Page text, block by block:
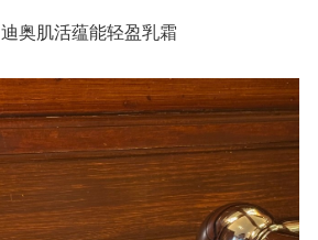
迪奥肌活蕴能轻盈乳霜